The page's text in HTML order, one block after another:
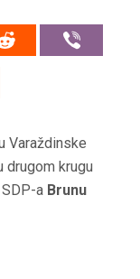
Varaždinske
drugom krugu
a Brunu